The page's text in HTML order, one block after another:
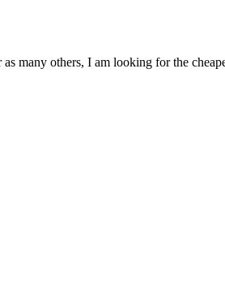
many others, I am looking for the